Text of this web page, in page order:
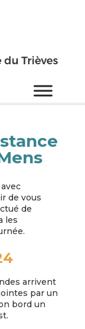
de vous
de
les
arrivent
par un
bord un